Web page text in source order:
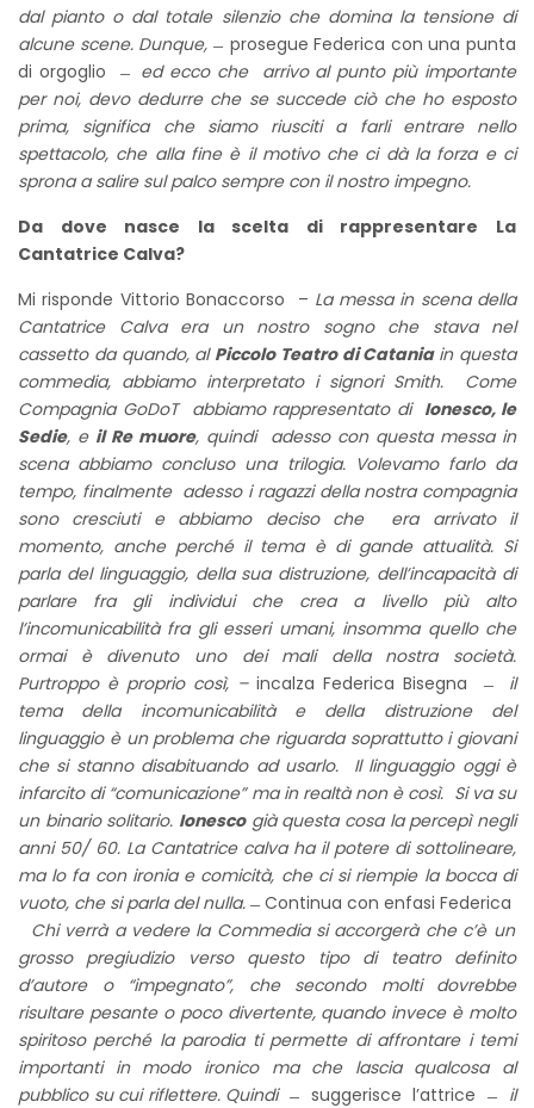
dal pianto o dal totale silenzio che domina la tensione di
alcune scene. Dunque, ̶ prosegue Federica con una punta
di orgoglio ̶ed ecco che arrivo al punto più importante
per noi, devo dedurre che se succede ciò che ho esposto
prima, significa che siamo riusciti a farli entrare nello
spettacolo, che alla fine è il motivo che ci dà la forza e ci
sprona a salire sul palco sempre con il nostro impegno.
Da dove nasce la scelta di rappresentare La
Cantatrice Calva?
Mi risponde Vittorio Bonaccorso – La messa in scena della
Cantatrice Calva era un nostro sogno che stava nel
cassetto da quando, al Piccolo Teatro di Catania in questa
commedia, abbiamo interpretato i signori Smith. Come
Compagnia GoDoT abbiamo rappresentato di Ionesco, le
Sedie, e il Re muore, quindi adesso con questa messa in
scena abbiamo concluso una trilogia. Volevamo farlo da
tempo, finalmente adesso i ragazzi della nostra compagnia
sono cresciuti e abbiamo deciso che era arrivato il
momento, anche perché il tema è di gande attualità. Si
parla del linguaggio, della sua distruzione, dell’incapacità di
parlare fra gli individui che crea a livello più alto
l’incomunicabilità fra gli esseri umani, insomma quello che
ormai è divenuto uno dei mali della nostra società.
Purtroppo è proprio così, – incalza Federica Bisegna ̶il
tema della incomunicabilità e della distruzione del
linguaggio è un problema che riguarda soprattutto i giovani
che si stanno disabituando ad usarlo. Il linguaggio oggi è
infarcito di “comunicazione” ma in realtà non è così. Si va su
un binario solitario. Ionescogià questa cosa la percepì negli
anni 50/ 60. La Cantatrice calva ha il potere di sottolineare,
ma lo fa con ironia e comicità, che ci si riempie la bocca di
vuoto, che si parla del nulla. ̶ Continua con enfasi Federica
̶ Chi verrà a vedere la Commedia si accorgerà che c’è un
grosso pregiudizio verso questo tipo di teatro definito
d’autore o “impegnato”, che secondo molti dovrebbe
risultare pesante o poco divertente, quando invece è molto
spiritoso perché la parodia ti permette di affrontare i temi
importanti in modo ironico ma che lascia qualcosa al
pubblico su cui riflettere. Quindi ̶suggerisce l’attrice ̶il